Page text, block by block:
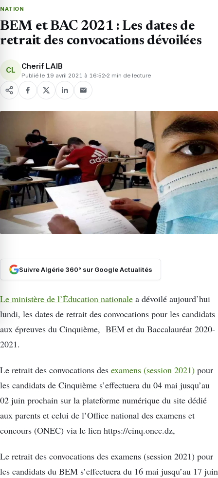
NATION
BEM et BAC 2021 : Les dates de
retrait des convocations dévoilées
CL Cherif LAIB
Publié le 19 avril 2021 à 16:52 2 min de lecture
Suivre Algérie 360° sur Google Actualités
Le ministère de l’Éducation nationale a dévoilé aujourd’hui
lundi, les dates de retrait des convocations pour les candidats
aux épreuves du Cinquième, BEM et du Baccalauréat 2020-
2021.
Le retrait des convocations des examens (session 2021) pour
les candidats de Cinquième s’effectuera du 04 mai jusqu’au
02 juin prochain sur la plateforme numérique du site dédié
aux parents et celui de l’Office national des examens et
concours (ONEC) via le lien https://cinq.onec.dz,
Le retrait des convocations des examens (session 2021) pour
les candidats du BEM s’effectuera du 16 mai jusqu’au 17 juin